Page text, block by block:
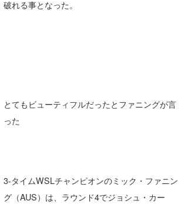
破れる事となった。
とてもビューティフルだったとファニングが言
った
3-タイムWSLチャンピオンのミック・ファニン
グ（AUS）は、ラウンド4でジョシュ・カー